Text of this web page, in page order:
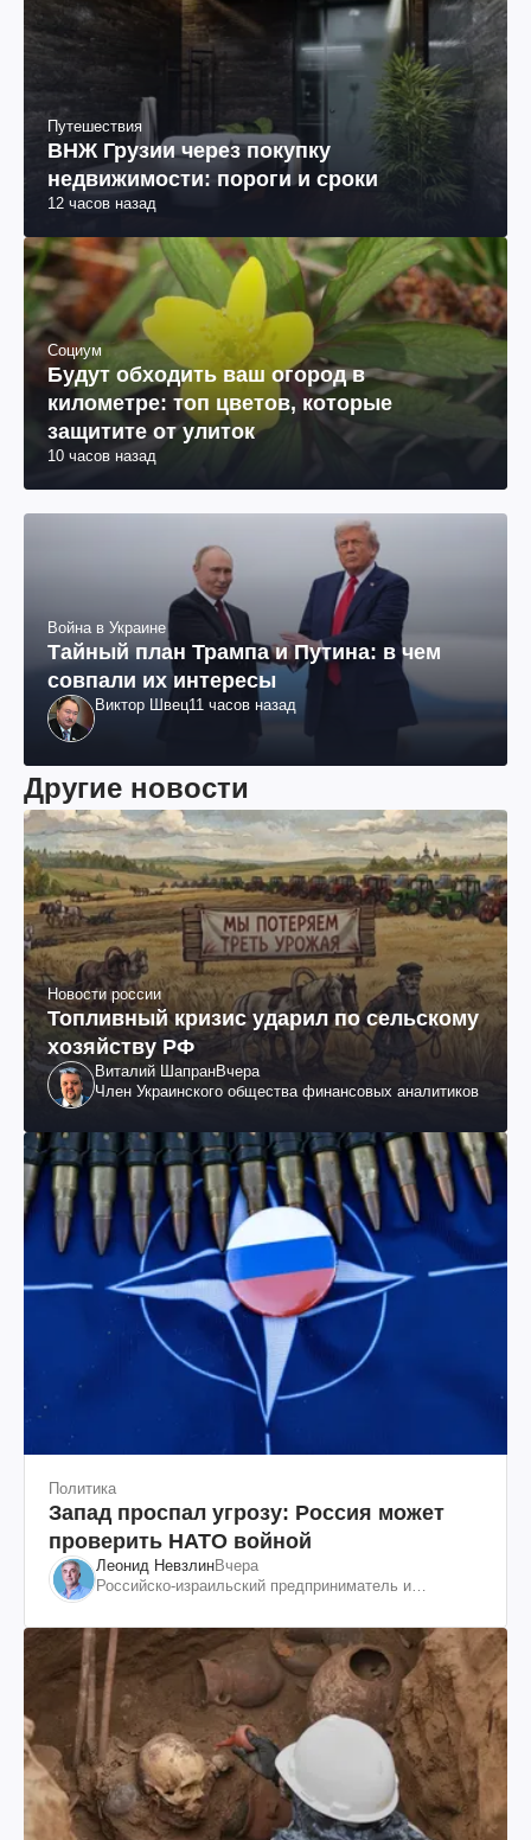
Путешествия
ВНЖ Грузии через покупку
недвижимости: пороги и сроки
12 часов назад
Социум
Будут обходить ваш огород в
километре: топ цветов, которые
защитите от улиток
10 часов назад
Война в Украине
Тайный план Трампа и Путина: в чем
совпали их интересы
Виктор Швец11 часов назад
Другие новости
Новости россии
Топливный кризис ударил по сельскому
хозяйству РФ
Виталий ШапранВчера
Член Украинского общества финансовых аналитиков
Политика
Запад проспал угрозу: Россия может
проверить НАТО войной
Леонид НевзлинВчера
Российско-израильский предприниматель и
"ЮКОСа"